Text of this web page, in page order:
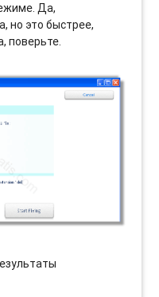
Да,
но это быстрее,
поверьте.